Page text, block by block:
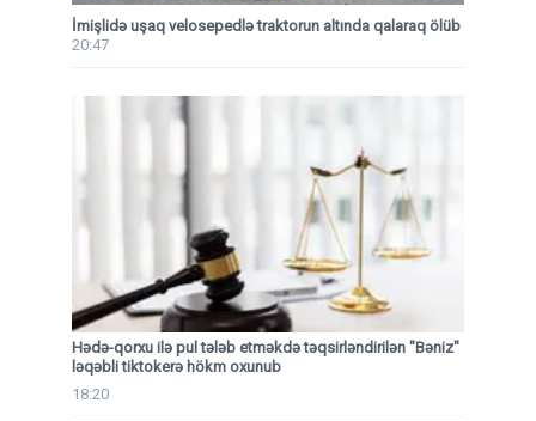
İmişlidə uşaq velosepedlə traktorun altında qalaraq ölüb
20:47
Hədə-qorxu ilə pul tələb etməkdə təqsirləndirilən "Bəniz"
ləqəbli tiktokerə hökm oxunub
18:20